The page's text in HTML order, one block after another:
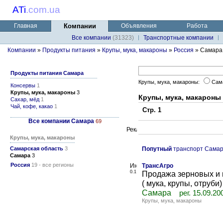
ATi.com.ua
Главная Компании Объявления
Работа
Все компании (31323)
Транспортные компании
Компании » Продукты питания » Крупы, мука, макароны » Россия » Самара
Продукты питания Самара
Консервы 1
Крупы, мука, макароны 3
Сахар, мёд 1
Чай, кофе, какао 1
Все компании Самара 69
Крупы, мука, макароны
Самарская область 3
Самара 3
Россия 19 - все регионы
Крупы, мука, макароны:
Крупы, мука,
Стр. 1
Попутный транспорт
0.1
ТрансАгро
Продажа зерновых и
( мука, крупы, отруби)
Самара
рег.
Крупы, мука, макароны